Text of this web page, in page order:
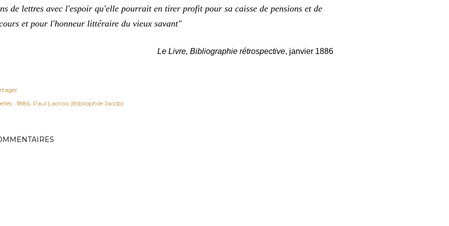
de lettres avec l'espoir qu'elle pourrait en tirer profit pour sa caisse de pensions et de
et pour l'honneur littéraire du vieux savant"
Le Livre, Bibliographie rétrospective, janvier 1886
: 1886 Paul Lacroix (Bibliophile Jacob)